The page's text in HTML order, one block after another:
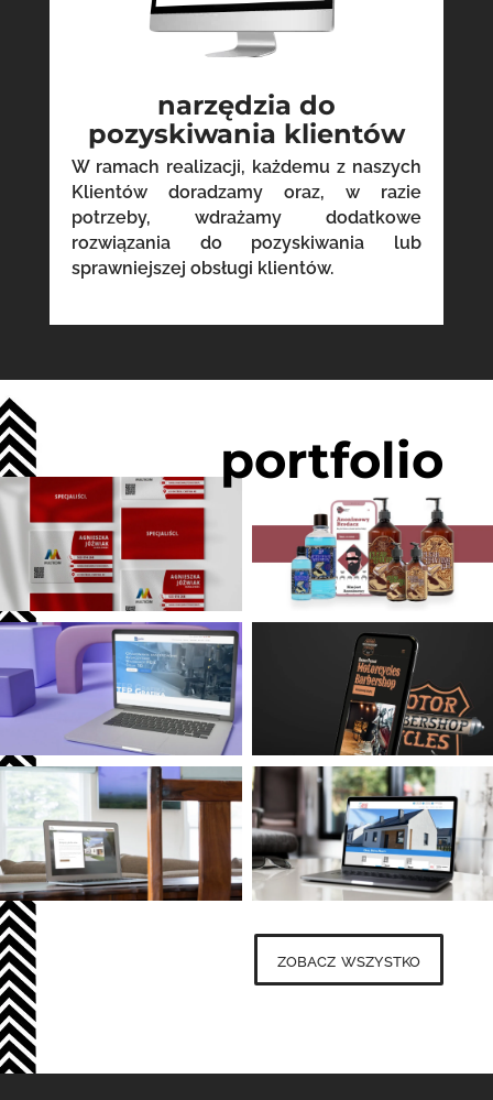
narzędzia do
pozyskiwania klientów
W ramach realizacji, każdemu z naszych
Klientów doradzamy oraz, w razie
potrzeby, wdrażamy dodatkowe
rozwiązania do pozyskiwania lub
sprawniejszej obsługi klientów.
portfolio
zobacz wszystko